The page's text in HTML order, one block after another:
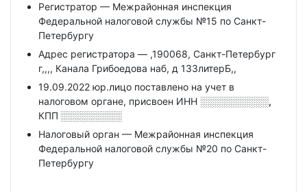
Регистратор — Межрайонная инспекция
Федеральной налоговой службы №15 по Санкт-
Петербургу
Адрес регистратора — ,190068, Санкт-Петербург
г,,,, Канала Грибоедова наб, д 133литерБ,,
19.09.2022 юр.лицо поставлено на учет в
налоговом органе, присвоен ИНН ░░░░░░░░░░,
КПП ░░░░░░░░░
Налоговый орган — Межрайонная инспекция
Федеральной налоговой службы №20 по Санкт-
Петербургу